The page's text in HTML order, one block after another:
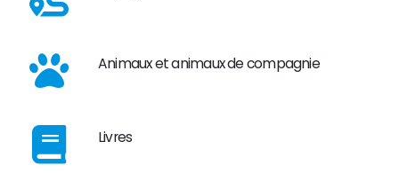
Animaux et animaux de compagnie
Livres